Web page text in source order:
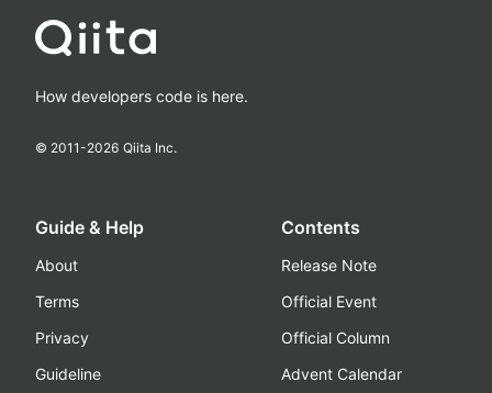
How developers code is here.
© 2011-2026 Qiita Inc.
Guide & Help
About
Terms
Privacy
Guideline
Contents
Release Note
Official Event
Official Column
Advent Calendar